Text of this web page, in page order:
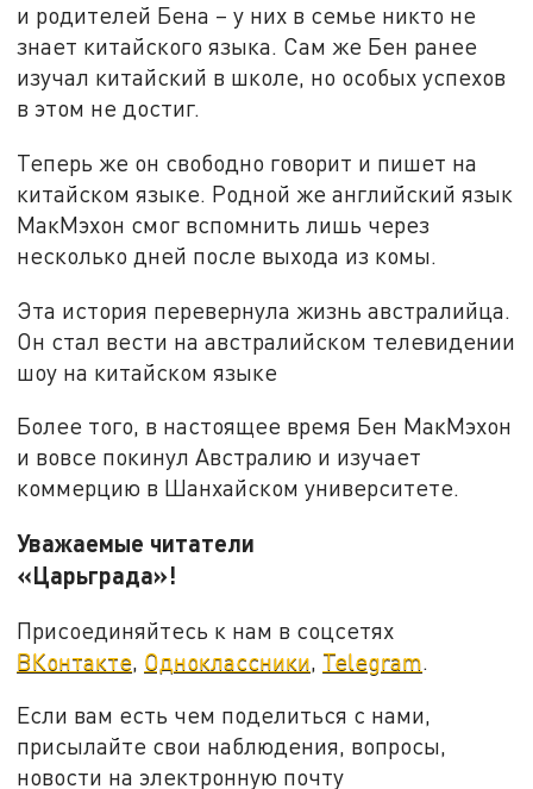
и родителей Бена – у них в семье никто не
знает китайского языка. Сам же Бен ранее
изучал китайский в школе, но особых успехов
в этом не достиг.
Теперь же он свободно говорит и пишет на
китайском языке. Родной же английский язык
МакМэхон смог вспомнить лишь через
несколько дней после выхода из комы.
Эта история перевернула жизнь австралийца.
Он стал вести на австралийском телевидении
шоу на китайском языке
Более того, в настоящее время Бен МакМэхон
и вовсе покинул Австралию и изучает
коммерцию в Шанхайском университете.
Уважаемые читатели
«Царьграда»!
Присоединяйтесь к нам в соцсетях
ВКонтакте Одноклассники Telegram
Если вам есть чем поделиться с нами,
присылайте свои наблюдения, вопросы,
новости на электронную почту